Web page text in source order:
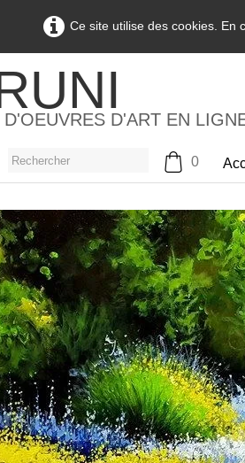
Ce site utilise des cookies. En
D'ART EN
0